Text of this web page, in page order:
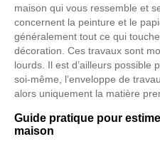
maison qui vous ressemble et
concernent la peinture et le
généralement tout ce qui
décoration. Ces travaux sont
lourds. Il est d’ailleurs possible
soi-même, l’enveloppe de
alors uniquement la matière
Guide pratique pour
maison